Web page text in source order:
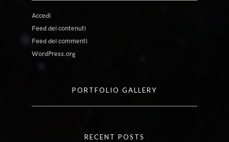
Accedi
Feed dei contenuti
Feed dei commenti
WordPress.org
PORTFOLIO GALLERY
RECENT POSTS